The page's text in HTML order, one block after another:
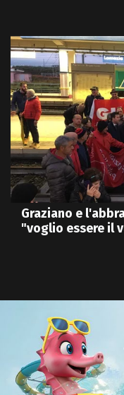
Graziano e
"voglio essere il